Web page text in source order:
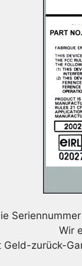
Wir
Geld-zurück-